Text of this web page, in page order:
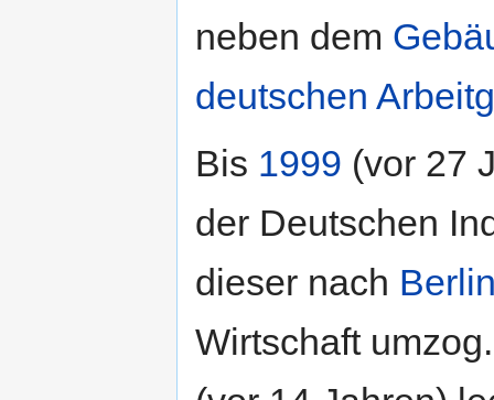
neben dem
deutschen
Bis 1999 (vor 27
der Deutschen
dieser nach
Wirtschaft